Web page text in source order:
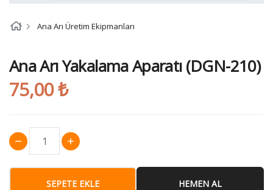
Ana Arı Üretim Ekipmanları
Ana Arı Yakalama Aparatı (DGN-210)
75,00 ₺
SEPETE EKLE HEMEN AL